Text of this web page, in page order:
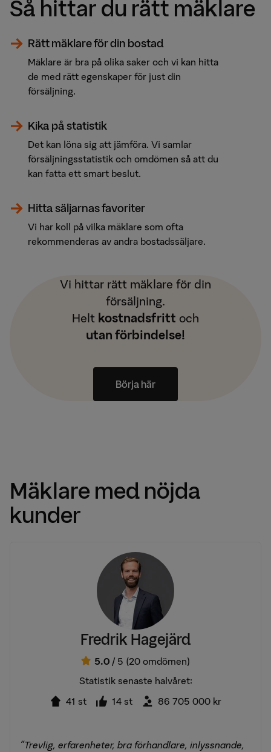
Så hittar du rätt mäklare
Rätt mäklare för din bostad
Mäklare är bra på olika saker och vi kan hitta
de med rätt egenskaper för just din
försäljning.
Kika på statistik
Det kan löna sig att jämföra. Vi samlar
försäljningsstatistik och omdömen så att du
kan fatta ett smart beslut.
Hitta säljarnas favoriter
Vi har koll på vilka mäklare som ofta
rekommenderas av andra bostadssäljare.
Vi hittar rätt mäklare för din
försäljning.
Helt kostnadsfritt och
utan förbindelse!
Börja här
Mäklare med nöjda
kunder
Fredrik Hagejärd
5.0 / 5 (20 omdömen)
Statistik senaste halvåret:
41 st
14 st 86 705 000 kr
"Trevlig, erfarenheter, bra förhandlare, inlyssnande,